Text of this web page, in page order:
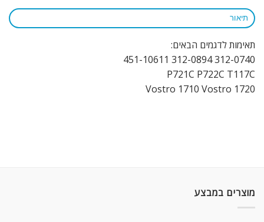
תיאור
תאימות לדגמים הבאים:
312-0740 312-0894 451-10611
P721C P722C T117C
Vostro 1710 Vostro 1720
מוצרים במבצע